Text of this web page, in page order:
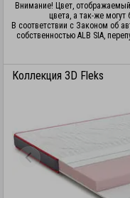
Внимание! Цвет,
цвета, а так-же
В соответствии с Законом об
собственностью ALB SIA,
Коллекция 3D Fleks